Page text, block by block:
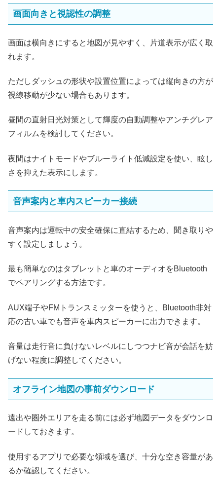
画面向きと視認性の調整
画面は横向きにすると地図が見やすく、片道表示が広く取
れます。
ただしダッシュの形状や設置位置によっては縦向きの方が
視線移動が少ない場合もあります。
昼間の直射日光対策として輝度の自動調整やアンチグレア
フィルムを検討してください。
夜間はナイトモードやブルーライト低減設定を使い、眩し
さを抑えた表示にします。
音声案内と車内スピーカー接続
音声案内は運転中の安全確保に直結するため、聞き取りや
すく設定しましょう。
最も簡単なのはタブレットと車のオーディオをBluetooth
でペアリングする方法です。
AUX端子やFMトランスミッターを使うと、Bluetooth非対
応の古い車でも音声を車内スピーカーに出力できます。
音量は走行音に負けないレベルにしつつナビ音が会話を妨
げない程度に調整してください。
オフライン地図の事前ダウンロード
遠出や圏外エリアを走る前には必ず地図データをダウンロ
ードしておきます。
使用するアプリで必要な領域を選び、十分な空き容量があ
るか確認してください。